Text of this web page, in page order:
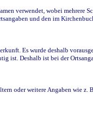
verwendet, wobei mehrere
und den im
Es wurde deshalb
ist. Deshalb ist bei der
oder weitere Angaben wie z.